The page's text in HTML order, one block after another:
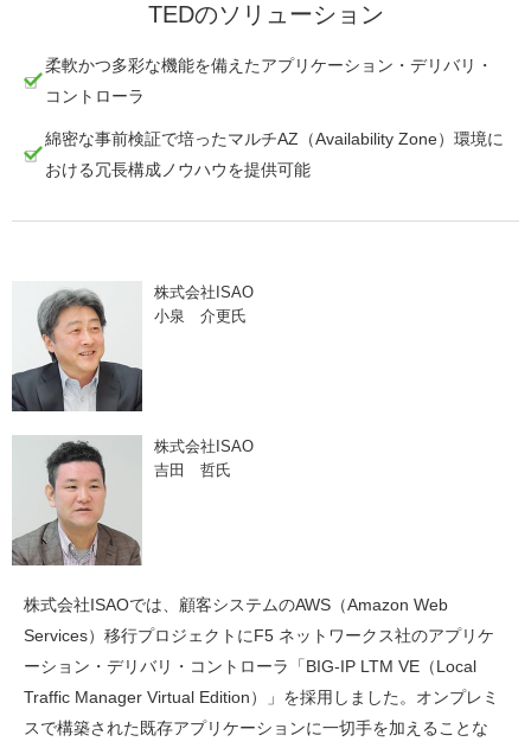
TEDのソリューション
柔軟かつ多彩な機能を備えたアプリケーション・デリバリ・
コントローラ
綿密な事前検証で培ったマルチAZ（Availability Zone）環境に
おける冗長構成ノウハウを提供可能
株式会社ISAO
小泉 介更氏
株式会社ISAO
吉田 哲氏
株式会社ISAOでは、顧客システムのAWS（Amazon Web
Services）移行プロジェクトにF5 ネットワークス社のアプリケ
ーション・デリバリ・コントローラ「BIG-IP LTM VE（Local
Traffic Manager Virtual Edition）」を採用しました。オンプレミ
スで構築された既存アプリケーションに一切手を加えることな